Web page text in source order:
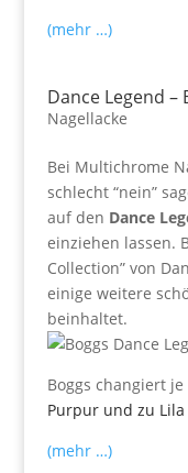
(mehr …)
Dance Legend –
Nagellacke
Bei Multichrome
schlecht “nein”
auf den Dance
einziehen lassen.
Collection” von
einige weitere
beinhaltet.
Boggs changiert
Purpur und zu
(mehr …)